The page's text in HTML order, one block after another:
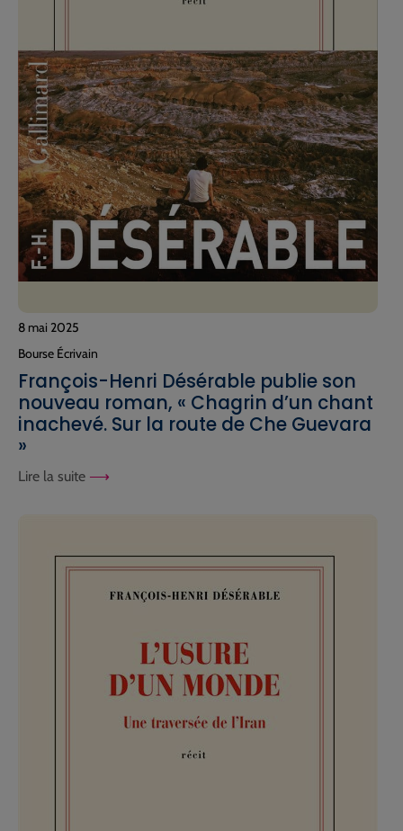
8 mai 2025
Bourse Écrivain
François-Henri Désérable publie son
nouveau roman, « Chagrin d’un chant
inachevé. Sur la route de Che Guevara
»
Lire la suite